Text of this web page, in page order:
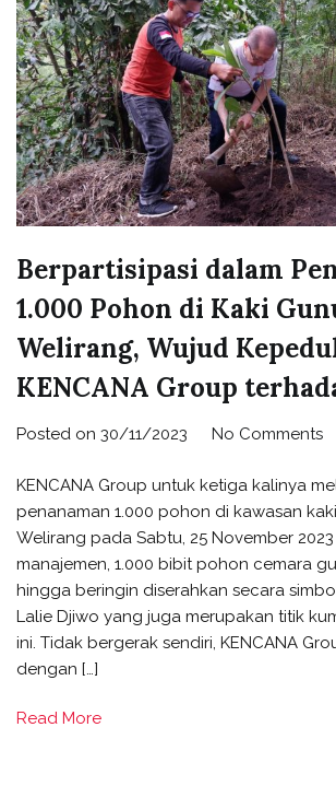
Berpartisipasi dalam
1.000 Pohon di Kaki
Welirang, Wujud
KENCANA Group
Posted on 30/11/2023 No Comments
KENCANA Group untuk ketiga kalinya
penanaman 1.000 pohon di kawasan
Welirang pada Sabtu, 25 November
manajemen, 1.000 bibit pohon cemara
hingga beringin diserahkan secara
Lalie Djiwo yang juga merupakan titik
ini. Tidak bergerak sendiri, KENCANA
dengan […]
Read More